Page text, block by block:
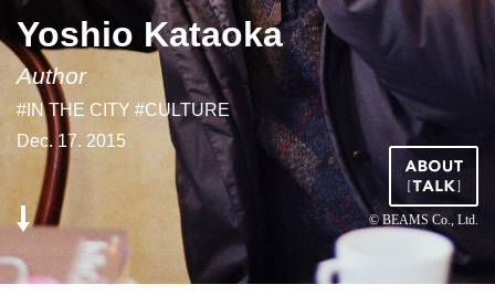
Yoshio Kataoka
Author
#IN THE CITY #CULTURE
Dec. 17. 2015
© BEAMS Co., Ltd.